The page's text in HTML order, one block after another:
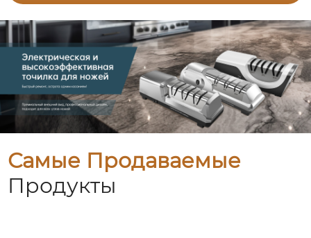
Самые Продаваемые
Продукты